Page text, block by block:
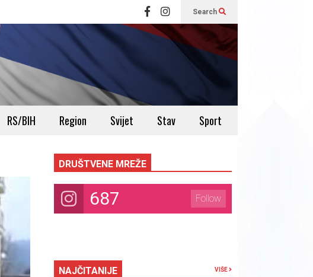
Search
RS/BIH Region Svijet Stav Sport
DRUŠTVENE MREŽE
687 Follow
NAJČITANIJE VIŠE